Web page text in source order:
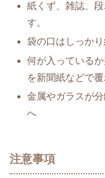
紙くず、雑誌、
す。
袋の口はしっかり
何が入っている
を新聞紙などで
金属やガラスが
へ
注意事項